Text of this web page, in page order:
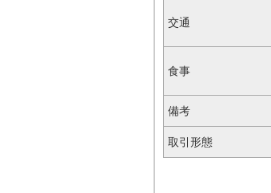
交通
食事
備考
取引形態